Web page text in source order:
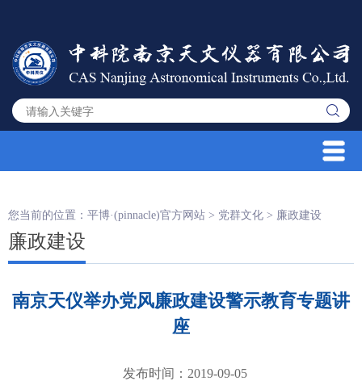
您当前的位置： 平博·(pinnacle)官方网站 > 党群文化 > 廉政建设
廉政建设
南京天仪举办党风廉政建设警示教育专题讲
座
发布时间：2019-09-05